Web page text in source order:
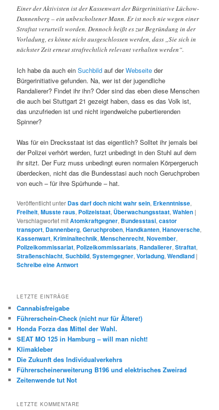
Einer der Aktivisten ist der Kassenwart der Bürgerinitiative Lüchow-
Dannenberg – ein unbescholtener Mann. Er ist noch nie wegen einer
Straftat verurteilt worden. Dennoch heißt es zur Begründung in der
Vorladung, es könne nicht ausgeschlossen werden, dass „Sie sich in
nächster Zeit erneut strafrechtlich relevant verhalten werden“.
Ich habe da auch einSuchbild auf derWebseite der
Bürgerinitiative gefunden. Na, wer ist der jugendliche
Randalierer? Findet ihr ihn? Oder sind das eben diese Menschen
die auch bei Stuttgart 21 gezeigt haben, dass es das Volk ist,
das unzufrieden ist und nicht irgendwelche pubertierenden
Spinner?
Was für ein Drecksstaat ist das eigentlich? Solltet ihr jemals bei
der Polizei verhört werden, furzt unbedingt in den Stuhl auf dem
ihr sitzt. Der Furz muss unbedingt euren normalen Körpergeruch
überdecken, nicht das die Bundesstasi auch noch Geruchproben
von euch – für ihre Spürhunde – hat.
Veröffentlicht unter Das darf doch nicht wahr sein, Erkenntnisse,
Freiheit,Musste raus, Polizeistaat, Überwachungsstaat,Wahlen |
Verschlagwortet mitAtomkraftgegner, Bundesstasi,castor
transport, Dannenberg,Geruchproben,Handkanten,Hanoversche,
Kassenwart,Kriminaltechnik,Menschenrecht,November,
Polizeikommissariat, Polizeikommissariats, Randalierer,Straftat,
Straßenschlacht,Suchbild,Systemgegner,Vorladung,Wendland |
Schreibe eine Antwort
LETZTE EINTRÄGE
Cannabisfreigabe
Führerschein-Check (nicht nur für Ältere!)
Honda Forza das Mittel der Wahl.
SEAT MO 125 in Hamburg – will man nicht!
Klimakleber
Die Zukunft des Individualverkehrs
Führerscheinerweiterung B196 und elektrisches Zweirad
Zeitenwende tut Not
LETZTE KOMMENTARE